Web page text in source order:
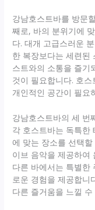
강남호스트바를 방문
째로, 바의 분위기에
다. 대개 고급스러운
한 복장보다는 세련된
스트와의 소통을 즐기
것이 필요합니다. 호
개인적인 공간이 필요
강남호스트바의 세 번
각 호스트바는 독특한
에 맞는 장소를 선택
이브 음악을 제공하여
다른 바에서는 특별한
로운 경험을 제공합니
다른 즐거움을 느낄 수